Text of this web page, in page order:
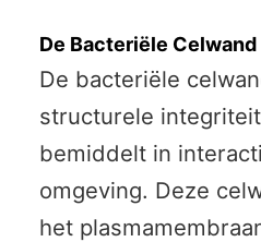
De Bacteriële Celwand
De bacteriële
structurele
bemiddelt in
omgeving. Deze
het